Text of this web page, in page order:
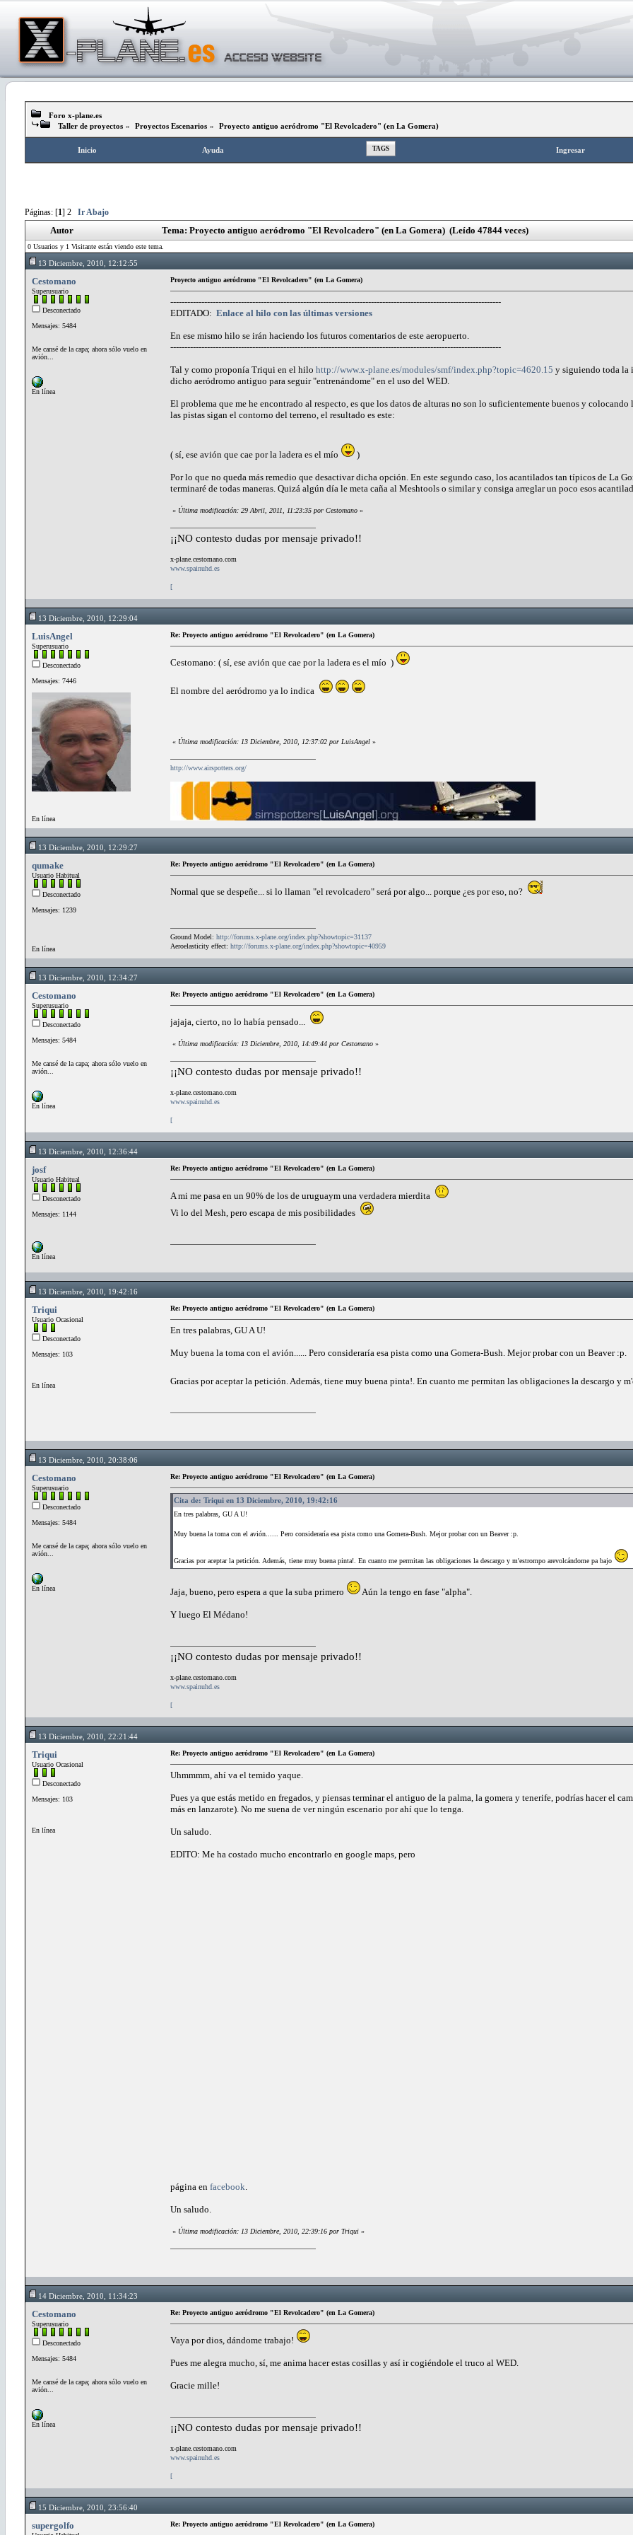
Foro x-plane.es
Taller de proyectos » Proyectos Escenarios » Proyecto antiguo aeródromo "El Revolcadero" (en La Gomera)
Inicio Ayuda TAGS Ingresar
Páginas: [1] 2 Ir Abajo
Autor Tema: Proyecto antiguo aeródromo "El Revolcadero" (en La Gomera) (Leído 47844 veces)
0 Usuarios y 1 Visitante están viendo este tema.
13 Diciembre, 2010, 12:12:55
Cestomano
Superusuario
Desconectado
Mensajes: 5484
Me cansé de la capa; ahora sólo vuelo en
avión...
En línea
Proyecto antiguo aeródromo "El Revolcadero" (en La Gomera)
---------------------------------------------------------------------------------------------------------------------
EDITADO: Enlace al hilo con las últimas versiones
En ese mismo hilo se irán haciendo los futuros comentarios de este aeropuerto.
---------------------------------------------------------------------------------------------------------------------
Tal y como proponía Triqui en el hilo http://www.x-plane.es/modules/smf/index.php?topic=4620.15 y siguiendo toda la
dicho aeródromo antiguo para seguir "entrenándome" en el uso del WED.
El problema que me he encontrado al respecto, es que los datos de alturas no son lo suficientemente buenos y
las pistas sigan el contorno del terreno, el resultado es este:
( sí, ese avión que cae por la ladera es el mío )
Por lo que no queda más remedio que desactivar dicha opción. En este segundo caso, los acantilados tan típicos de La
terminaré de todas maneras. Quizá algún día le meta caña al Meshtools o similar y consiga arreglar un poco esos
« Última modificación: 29 Abril, 2011, 11:23:35 por Cestomano »
¡¡NO contesto dudas por mensaje privado!!
x-plane.cestomano.com
www.spainuhd.es
[
13 Diciembre, 2010, 12:29:04
LuisAngel
Superusuario
Desconectado
Mensajes: 7446
En línea
Re: Proyecto antiguo aeródromo "El Revolcadero" (en La Gomera)
Cestomano: ( sí, ese avión que cae por la ladera es el mío )
El nombre del aeródromo ya lo indica
« Última modificación: 13 Diciembre, 2010, 12:37:02 por LuisAngel »
http://www.airspotters.org/
13 Diciembre, 2010, 12:29:27
qumake
Usuario Habitual
Desconectado
Mensajes: 1239
En línea
Re: Proyecto antiguo aeródromo "El Revolcadero" (en La Gomera)
Normal que se despeñe... si lo llaman "el revolcadero" será por algo... porque ¿es por eso, no?
Ground Model: http://forums.x-plane.org/index.php?showtopic=31137
Aeroelasticity effect: http://forums.x-plane.org/index.php?showtopic=40959
13 Diciembre, 2010, 12:34:27
Cestomano
Superusuario
Desconectado
Mensajes: 5484
Me cansé de la capa; ahora sólo vuelo en
avión...
En línea
Re: Proyecto antiguo aeródromo "El Revolcadero" (en La Gomera)
jajaja, cierto, no lo había pensado...
« Última modificación: 13 Diciembre, 2010, 14:49:44 por Cestomano »
¡¡NO contesto dudas por mensaje privado!!
x-plane.cestomano.com
www.spainuhd.es
[
13 Diciembre, 2010, 12:36:44
josf
Usuario Habitual
Desconectado
Mensajes: 1144
En línea
Re: Proyecto antiguo aeródromo "El Revolcadero" (en La Gomera)
A mi me pasa en un 90% de los de uruguaym una verdadera mierdita
Vi lo del Mesh, pero escapa de mis posibilidades
13 Diciembre, 2010, 19:42:16
Triqui
Usuario Ocasional
Desconectado
Mensajes: 103
En línea
Re: Proyecto antiguo aeródromo "El Revolcadero" (en La Gomera)
En tres palabras, GU A U!
Muy buena la toma con el avión...... Pero consideraría esa pista como una Gomera-Bush. Mejor probar con un Beaver :p.
Gracias por aceptar la petición. Además, tiene muy buena pinta!. En cuanto me permitan las obligaciones la descargo y
13 Diciembre, 2010, 20:38:06
Cestomano
Superusuario
Desconectado
Mensajes: 5484
Me cansé de la capa; ahora sólo vuelo en
avión...
En línea
Re: Proyecto antiguo aeródromo "El Revolcadero" (en La Gomera)
Cita de: Triqui en 13 Diciembre, 2010, 19:42:16
En tres palabras, GU A U!
Muy buena la toma con el avión...... Pero consideraría esa pista como una Gomera-Bush. Mejor probar con un Beaver :p.
Gracias por aceptar la petición. Además, tiene muy buena pinta!. En cuanto me permitan las obligaciones la descargo y m'estrompo arevolcándome pa bajo
Jaja, bueno, pero espera a que la suba primero Aún la tengo en fase "alpha".
Y luego El Médano!
¡¡NO contesto dudas por mensaje privado!!
x-plane.cestomano.com
www.spainuhd.es
[
13 Diciembre, 2010, 22:21:44
Triqui
Usuario Ocasional
Desconectado
Mensajes: 103
En línea
Re: Proyecto antiguo aeródromo "El Revolcadero" (en La Gomera)
Uhmmmm, ahí va el temido yaque.
Pues ya que estás metido en fregados, y piensas terminar el antiguo de la palma, la gomera y tenerife, podrías hacer el
más en lanzarote). No me suena de ver ningún escenario por ahí que lo tenga.
Un saludo.
EDITO: Me ha costado mucho encontrarlo en google maps, pero
página en facebook
Un saludo.
« Última modificación: 13 Diciembre, 2010, 22:39:16 por Triqui »
14 Diciembre, 2010, 11:34:23
Cestomano
Superusuario
Desconectado
Mensajes: 5484
Me cansé de la capa; ahora sólo vuelo en
avión...
En línea
Re: Proyecto antiguo aeródromo "El Revolcadero" (en La Gomera)
Vaya por dios, dándome trabajo!
Pues me alegra mucho, sí, me anima hacer estas cosillas y así ir cogiéndole el truco al WED.
Gracie mille!
¡¡NO contesto dudas por mensaje privado!!
x-plane.cestomano.com
www.spainuhd.es
[
15 Diciembre, 2010, 23:56:40
supergolfo Re: Proyecto antiguo aeródromo "El Revolcadero" (en La Gomera)